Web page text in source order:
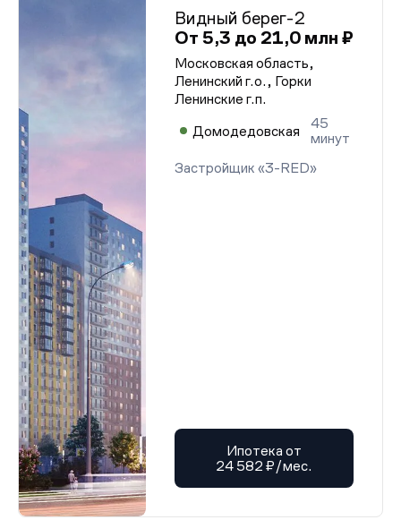
Проектная декларация от 04.06.2025 г.
Проектная декларация от 04.06.2025 г.
Проектная декларация от 04.06.2025 г.
Проектная декларация от 04.06.2025 г.
Проектная декларация от 04.06.2025 г.
Проектная декларация от 04.06.2025 г.
Проектная декларация от 04.06.2025 г.
Проектная декларация от 04.06.2025 г.
Проектная декларация от 04.06.2025 г.
Проектная декларация от 04.06.2025 г.
Проектная декларация от 04.06.2025 г.
Проектная декларация от 04.06.2025 г.
Проектная декларация от 04.06.2025 г.
Проектная декларация от 04.06.2025 г.
Проектная декларация от 04.06.2025 г.
Проектная декларация от 04.06.2025 г.
Проектная декларация от 04.06.2025 г.
Проектная декларация от 04.06.2025 г.
Проектная декларация от 04.06.2025 г.
Проектная декларация от 04.06.2025 г.
Проектная декларация от 04.06.2025 г.
Проектная декларация от 04.06.2025 г.
Проектная декларация от 04.06.2025 г.
Проектная декларация от 04.06.2025 г.
Проектная декларация от 04.06.2025 г.
Проектная декларация от 04.06.2025 г.
Проектная декларация от 04.06.2025 г.
Проектная декларация от 04.06.2025 г.
Проектная декларация от 04.06.2025 г.
Проектная декларация от 04.06.2025 г.
Проектная декларация от 04.06.2025 г.
Проектная декларация от 04.06.2025 г.
Проектная декларация от 04.06.2025 г.
Проектная декларация от 04.06.2025 г.
Видный берег-2
От 5,3 до 21,0 млн ₽
Московская область,
Ленинский г.о., Горки
Ленинские г.п.
Домодедовская
45
минут
Застройщик «3-RED»
Ипотека от
24 582 ₽/мес.